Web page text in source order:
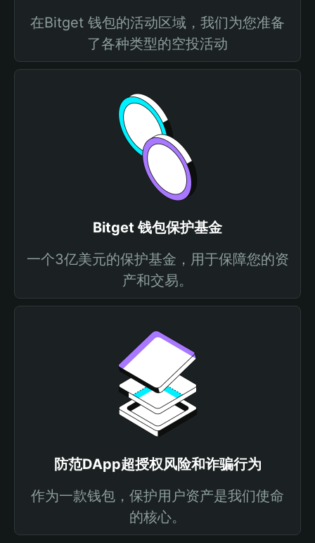
在Bitget 钱包的活动区域，我们为您准备
了各种类型的空投活动
Bitget 钱包保护基金
一个3亿美元的保护基金，用于保障您的资
产和交易。
防范DApp超授权风险和诈骗行为
作为一款钱包，保护用户资产是我们使命
的核心。